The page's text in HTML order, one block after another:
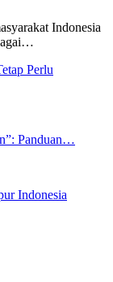
Indonesia
…
Perlu
Panduan…
Indonesia